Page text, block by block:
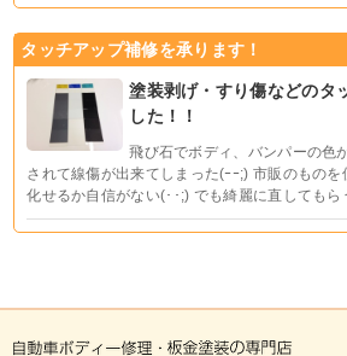
タッチアップ補修を承ります！
塗装剥げ・すり傷などのタ
した！！
飛び石でボディ、バンパーの色
されて線傷が出来てしまった(ｰｰ;) 市販のもの
化せるか自信がない(･･;) でも綺麗に直しても